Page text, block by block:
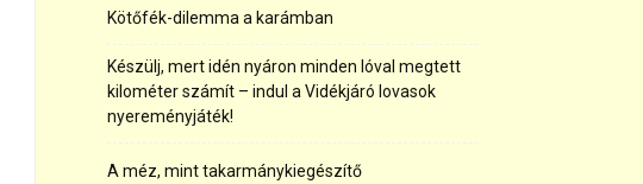
Kötőfék-dilemma a karámban
Készülj, mert idén nyáron minden lóval megtett
kilométer számít – indul a Vidékjáró lovasok
nyereményjáték!
A méz, mint takarmánykiegészítő